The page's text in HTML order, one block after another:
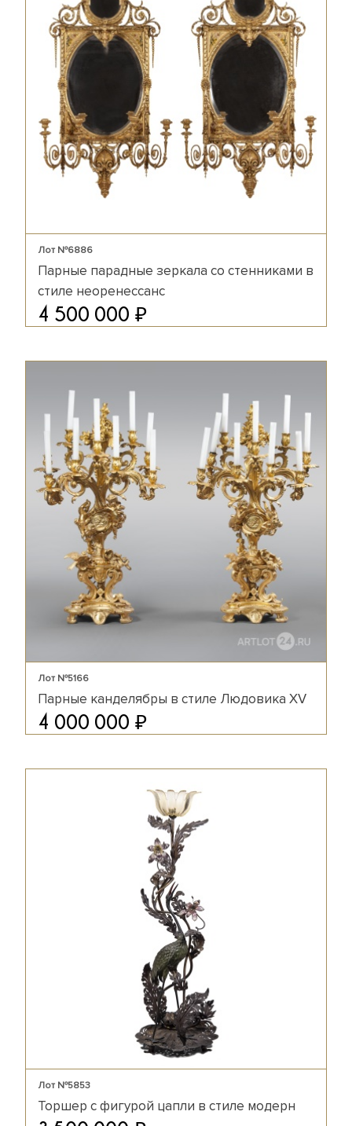
Лот №6886
Парные парадные зеркала со стенниками в
стиле неоренессанс
4 500 000 ₽
Лот №5166
Парные канделябры в стиле Людовика XV
4 000 000 ₽
Лот №5853
Торшер с фигурой цапли в стиле модерн